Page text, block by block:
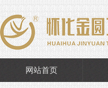
网站首页